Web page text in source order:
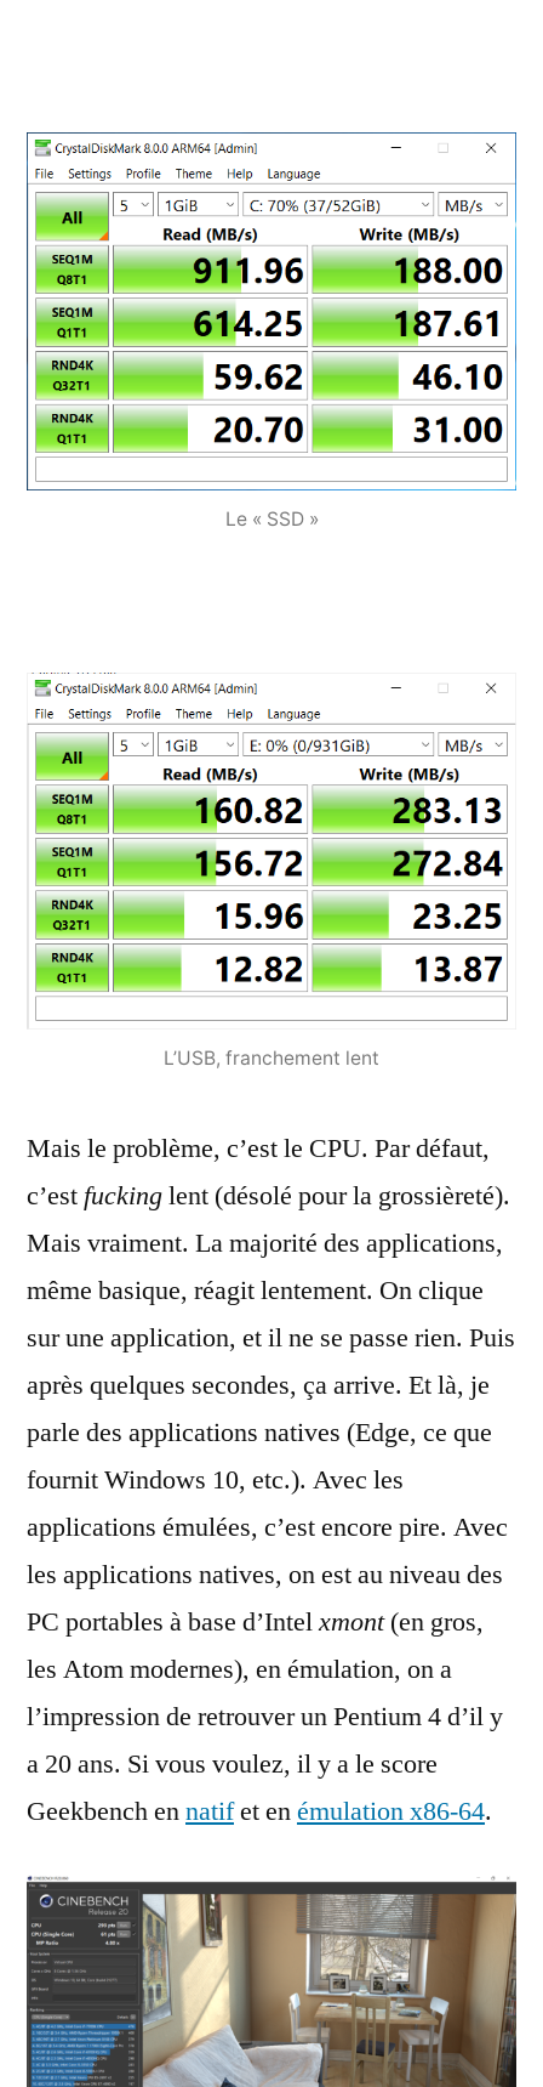
Le « SSD »
L’USB, franchement lent
Mais le problème, c’est le CPU. Par défaut,
c’est fuckinglent (désolé pour la grossièreté).
Mais vraiment. La majorité des applications,
même basique, réagit lentement. On clique
sur une application, et il ne se passe rien. Puis
après quelques secondes, ça arrive. Et là, je
parle des applications natives (Edge, ce que
fournit Windows 10, etc.). Avec les
applications émulées, c’est encore pire. Avec
les applications natives, on est au niveau des
PC portables à base d’Intelxmont(en gros,
les Atom modernes), en émulation, on a
l’impression de retrouver un Pentium 4 d’il y
a 20 ans. Si vous voulez, il y a le score
Geekbench ennatifet enémulation x86-64.